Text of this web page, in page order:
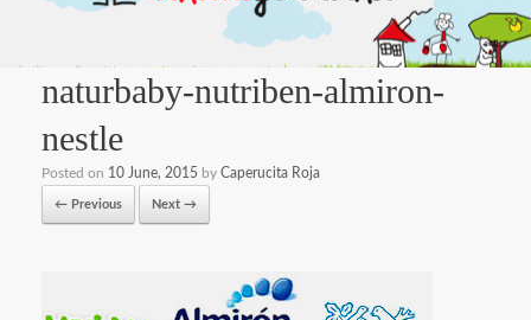
naturbaby-nutriben-almiron-
nestle
Posted on 10 June, 2015 by Caperucita Roja
← Previous Next →